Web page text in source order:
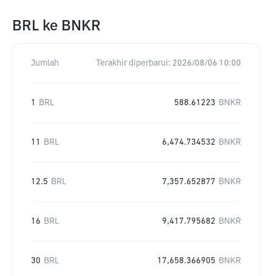
BRL ke BNKR
Jumlah Terakhir diperbarui: 2026/08/06 10:00
1 BRL 588.61223 BNKR
11 BRL 6,474.734532 BNKR
12.5 BRL 7,357.652877 BNKR
16 BRL 9,417.795682 BNKR
30 BRL 17,658.366905 BNKR